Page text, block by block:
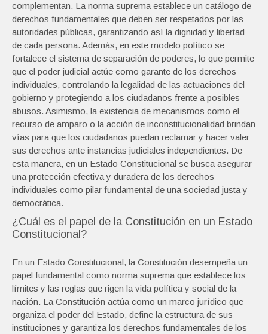
complementan. La norma suprema establece un catálogo de
derechos fundamentales que deben ser respetados por las
autoridades públicas, garantizando así la dignidad y libertad
de cada persona. Además, en este modelo político se
fortalece el sistema de separación de poderes, lo que permite
que el poder judicial actúe como garante de los derechos
individuales, controlando la legalidad de las actuaciones del
gobierno y protegiendo a los ciudadanos frente a posibles
abusos. Asimismo, la existencia de mecanismos como el
recurso de amparo o la acción de inconstitucionalidad brindan
vías para que los ciudadanos puedan reclamar y hacer valer
sus derechos ante instancias judiciales independientes. De
esta manera, en un Estado Constitucional se busca asegurar
una protección efectiva y duradera de los derechos
individuales como pilar fundamental de una sociedad justa y
democrática.
¿Cuál es el papel de la Constitución en un Estado
Constitucional?
En un Estado Constitucional, la Constitución desempeña un
papel fundamental como norma suprema que establece los
límites y las reglas que rigen la vida política y social de la
nación. La Constitución actúa como un marco jurídico que
organiza el poder del Estado, define la estructura de sus
instituciones y garantiza los derechos fundamentales de los